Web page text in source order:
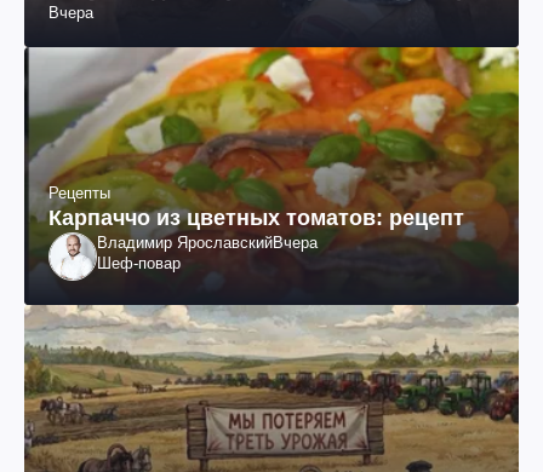
Вчера
Рецепты
Карпаччо из цветных томатов: рецепт
Владимир ЯрославскийВчера
Шеф-повар